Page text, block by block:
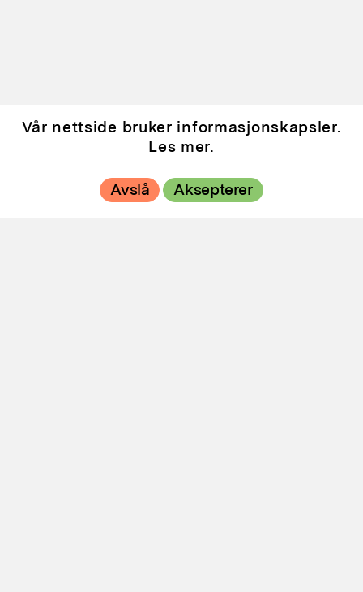
Vår nettside bruker informasjonskapsler.
Les mer.
Avslå Aksepterer